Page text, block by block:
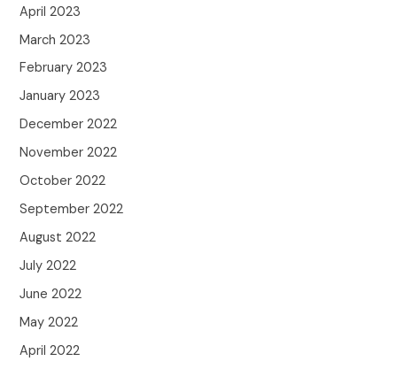
April 2023
March 2023
February 2023
January 2023
December 2022
November 2022
October 2022
September 2022
August 2022
July 2022
June 2022
May 2022
April 2022